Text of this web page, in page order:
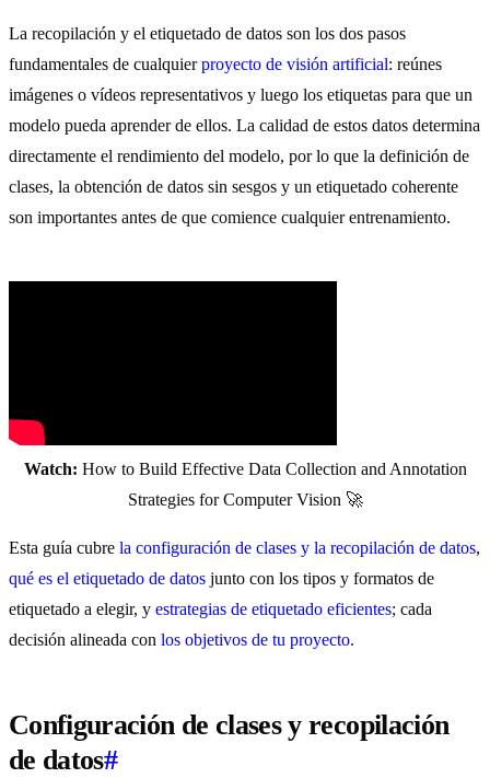
La recopilación y el etiquetado de datos son los dos pasos
fundamentales de cualquierproyecto de visión artificial: reúnes
imágenes o vídeos representativos y luego los etiquetas para que un
modelo pueda aprender de ellos. La calidad de estos datos determina
directamente el rendimiento del modelo, por lo que la definición de
clases, la obtención de datos sin sesgos y un etiquetado coherente
son importantes antes de que comience cualquier entrenamiento.
Watch: How to Build Effective Data Collection and Annotation
Strategies for Computer Vision 🚀
Esta guía cubre la configuración de clases y la recopilación de datos,
qué es el etiquetado de datos junto con los tipos y formatos de
etiquetado a elegir, y estrategias de etiquetado eficientes; cada
decisión alineada con los objetivos de tu proyecto.
Configuración de clases y recopilación
de datos#